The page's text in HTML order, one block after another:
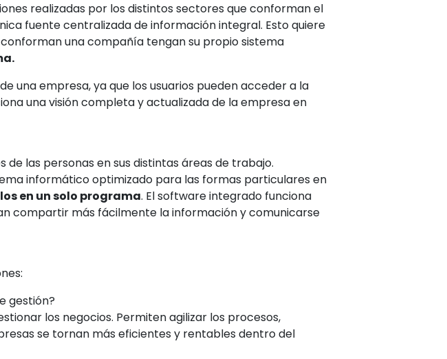
realizadas por los distintos sectores que conforman el
fuente centralizada de información integral. Esto quiere
una compañía tengan su propio sistema
una empresa, ya que los usuarios pueden acceder a la
una visión completa y actualizada de la empresa en
las personas en sus distintas áreas de trabajo.
informático optimizado para las formas particulares en
en un solo programa. El software integrado funciona
compartir más fácilmente la información y comunicarse
gestión?
los negocios. Permiten agilizar los procesos,
se tornan más eficientes y rentables dentro del